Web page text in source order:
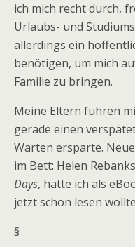
ich mich recht durch,
Urlaubs- und
allerdings ein
benötigen, um mich
Familie zu bringen.
Meine Eltern fuhren
gerade einen
Warten ersparte.
im Bett: Helen
Days, hatte ich als
jetzt schon lesen
§